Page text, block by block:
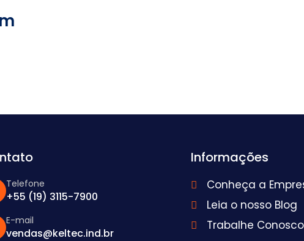
Telefone
+55 (19) 3115-7900
E-mail
vendas@keltec.ind.br
Informações
Conheça a
Leia o nosso Blog
Trabalhe Conosco